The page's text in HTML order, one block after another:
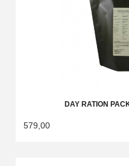
DAY RATION
579,00